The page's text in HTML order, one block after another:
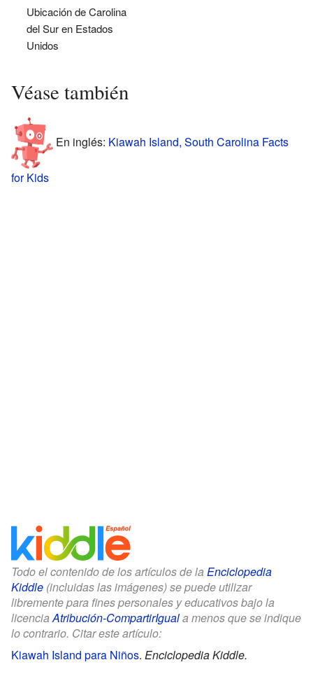
Ubicación de Carolina
del Sur en Estados
Unidos
Véase también
En inglés: Kiawah Island, South Carolina Facts
for Kids
Todo el contenido de los artículos de la Enciclopedia
Kiddle (incluidas las imágenes) se puede utilizar
libremente para fines personales y educativos bajo la
licenciaAtribución-CompartirIguala menos que se indique
lo contrario. Citar este artículo:
Kiawah Island para Niños. Enciclopedia Kiddle.